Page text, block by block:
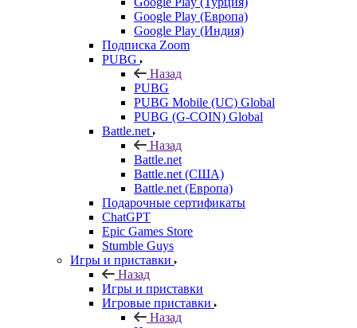
Google Play (Европа)
Google Play (Индия)
Подписка Zoom
PUBG
Назад
PUBG
PUBG Mobile (UC) Global
PUBG (G-COIN) Global
Battle.net
Назад
Battle.net
Battle.net (США)
Battle.net (Европа)
Подарочные сертификаты
ChatGPT
Epic Games Store
Stumble Guys
Игры и приставки
Назад
Игры и приставки
Игровые приставки
Назад